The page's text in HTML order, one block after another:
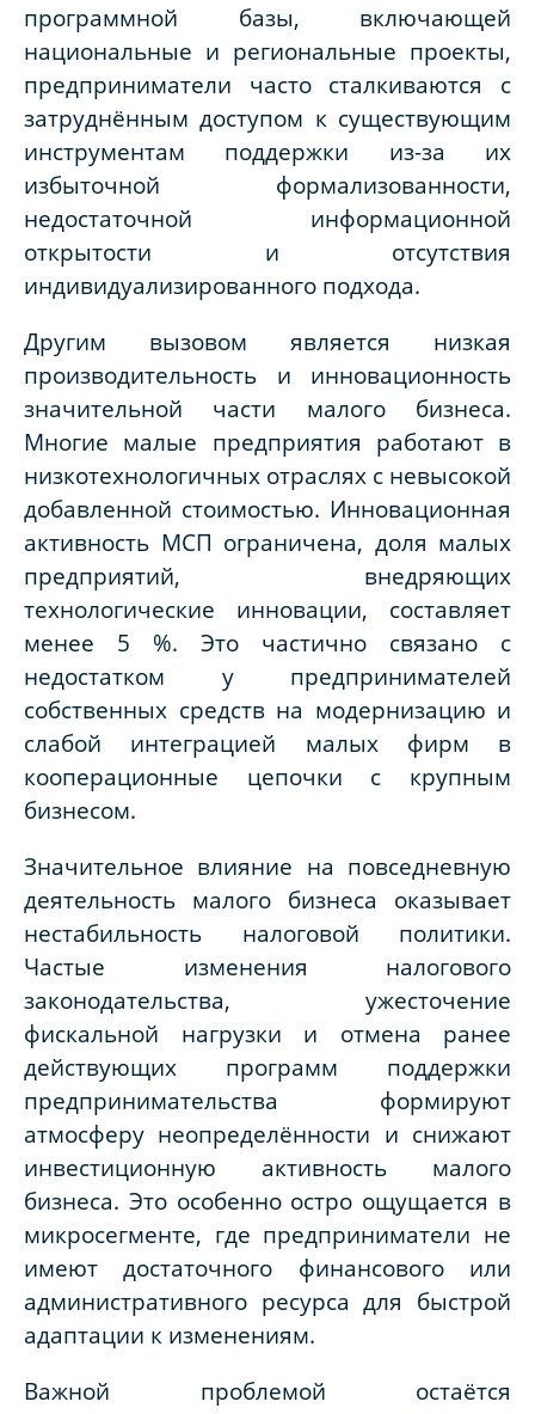
программной базы, включающей
национальные и региональные проекты,
предприниматели часто сталкиваются с
затруднённым доступом к существующим
инструментам поддержки из-за их
избыточной формализованности,
недостаточной информационной
открытости и отсутствия
индивидуализированного подхода.
Другим вызовом является низкая
производительность и инновационность
значительной части малого бизнеса.
Многие малые предприятия работают в
низкотехнологичных отраслях с невысокой
добавленной стоимостью. Инновационная
активность МСП ограничена, доля малых
предприятий, внедряющих
технологические инновации, составляет
менее 5 %. Это частично связано с
недостатком у предпринимателей
собственных средств на модернизацию и
слабой интеграцией малых фирм в
кооперационные цепочки с крупным
бизнесом.
Значительное влияние на повседневную
деятельность малого бизнеса оказывает
нестабильность налоговой политики.
Частые изменения налогового
законодательства, ужесточение
фискальной нагрузки и отмена ранее
действующих программ поддержки
предпринимательства формируют
атмосферу неопределённости и снижают
инвестиционную активность малого
бизнеса. Это особенно остро ощущается в
микросегменте, где предприниматели не
имеют достаточного финансового или
административного ресурса для быстрой
адаптации к изменениям.
Важной проблемой остаётся